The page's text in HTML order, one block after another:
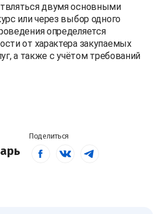
двумя основными
или через выбор одного
определяется
от характера закупаемых
а также с учётом требований
Поделиться